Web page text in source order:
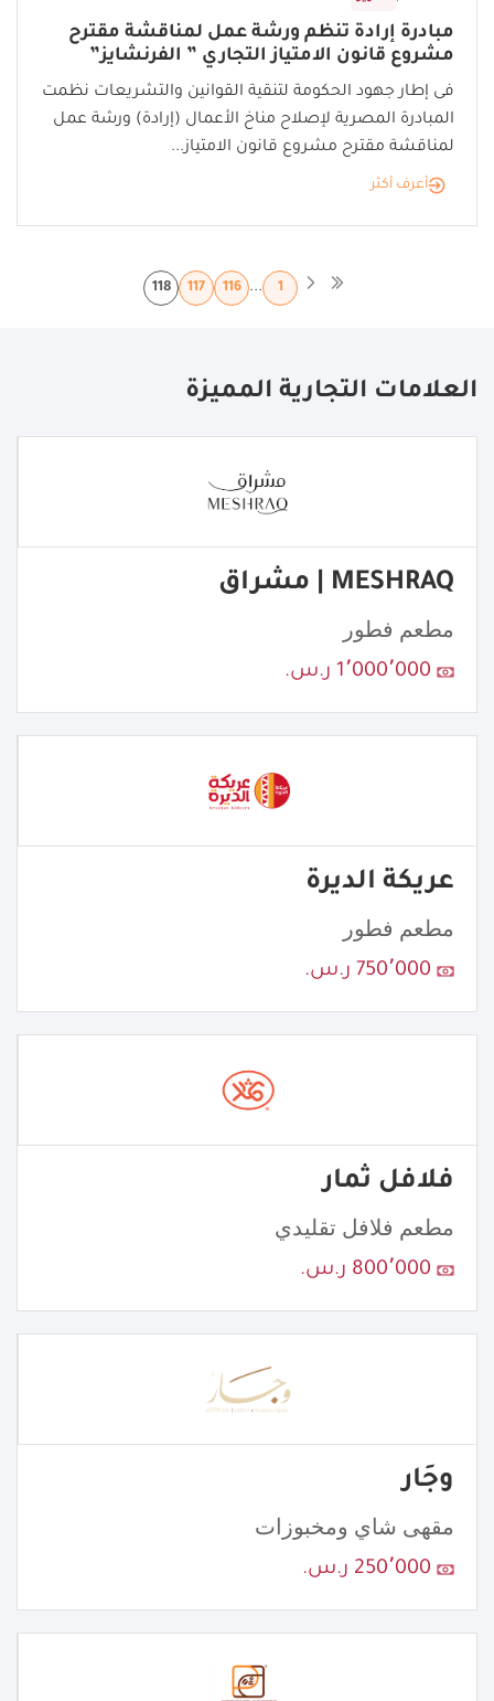
مبادرة إرادة تنظم ورشة عمل لمناقشة مقترح
مشروع قانون الامتياز التجاري ” الفرنشايز”
فى إطار جهود الحكومة لتنقية القوانين والتشريعات نظمت
المبادرة المصرية لإصلاح مناخ الأعمال (إرادة) ورشة عمل
لمناقشة مقترح مشروع قانون الامتياز...
أعرف أكثر
1
...
116
117
118
العلامات التجارية المميزة
MESHRAQ | مشراق
مطعم فطور
1٬000٬000 ر.س.
عريكة الديرة
مطعم فطور
750٬000 ر.س.
فلافل ثمار
مطعم فلافل تقليدي
800٬000 ر.س.
وجَار
مقهى شاي ومخبوزات
250٬000 ر.س.